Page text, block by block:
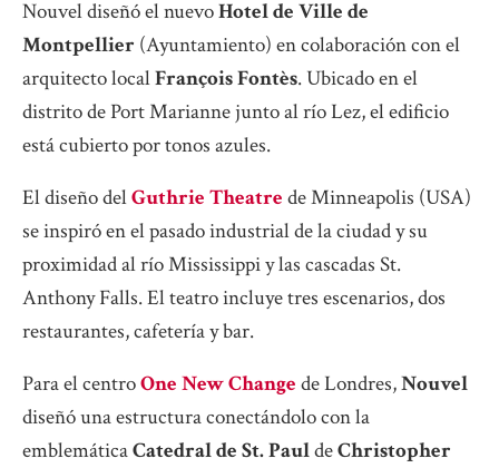
Nouvel diseñó el nuevoHotel de Ville de
Montpellier (Ayuntamiento) en colaboración con el
arquitecto localFrançois Fontès. Ubicado en el
distrito de Port Marianne junto al río Lez, el edificio
está cubierto por tonos azules.
El diseño delGuthrie Theatre de Minneapolis (USA)
se inspiró en el pasado industrial de la ciudad y su
proximidad al río Mississippi y las cascadas St.
Anthony Falls. El teatro incluye tres escenarios, dos
restaurantes, cafetería y bar.
Para el centroOne New Change de Londres,Nouvel
diseñó una estructura conectándolo con la
emblemáticaCatedral de St. PauldeChristopher